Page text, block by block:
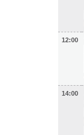
12:00
14:00